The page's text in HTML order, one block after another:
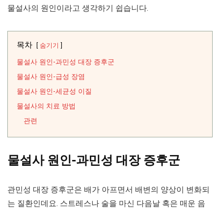
물설사의 원인이라고 생각하기 쉽습니다.
목차 숨기기
물설사 원인-과민성 대장 증후군
물설사 원인-급성 장염
물설사 원인-세균성 이질
물설사의 치료 방법
관련
물설사 원인-과민성 대장 증후군
관민성 대장 증후군은 배가 아프면서 배변의 양상이 변화되
는 질환인데요. 스트레스나 술을 마신 다음날 혹은 매운 음